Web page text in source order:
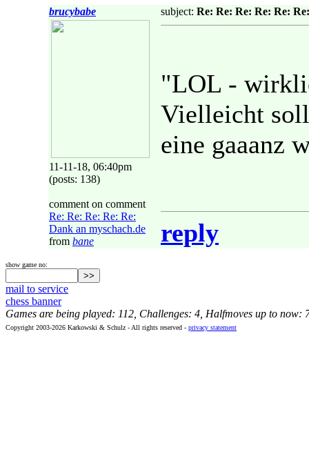
brucybabe
11-11-18, 06:40pm
(posts: 138)
comment on comment
Re: Re: Re: Re: Re:
Dank an myschach.de
from bane
subject: Re: Re: Re: Re: Re:
"LOL -
Vielleicht
eine gaaanz
reply
show game no:
mail to service
chess banner
Games are being played: 112, Challenges: 4, Halfmoves up to now:
Copyright 2003-2026 Karkowski & Schulz - All rights reserved - privacy statement